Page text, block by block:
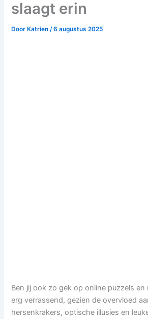
slaagt erin
Door Katrien/6 augustus 2025
Ben jij ook zo gek op online puzzels en
erg verrassend, gezien de overvloed
hersenkrakers, optische illusies en